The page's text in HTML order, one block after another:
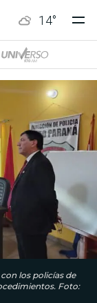
14°
los policías de
Foto: